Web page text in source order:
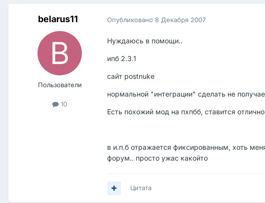
belarus11
Пользователи
10
Опубликовано 8 Декабря 2007
Нуждаюсь в помощи..
ипб 2.3.1
сайт postnuke
нормальной "интеграции" сделать не
Есть похожий мод на пхпбб, ставится
в и.п.б отражается фиксированным, хоть
форум.. просто ужас какойто
Цитата